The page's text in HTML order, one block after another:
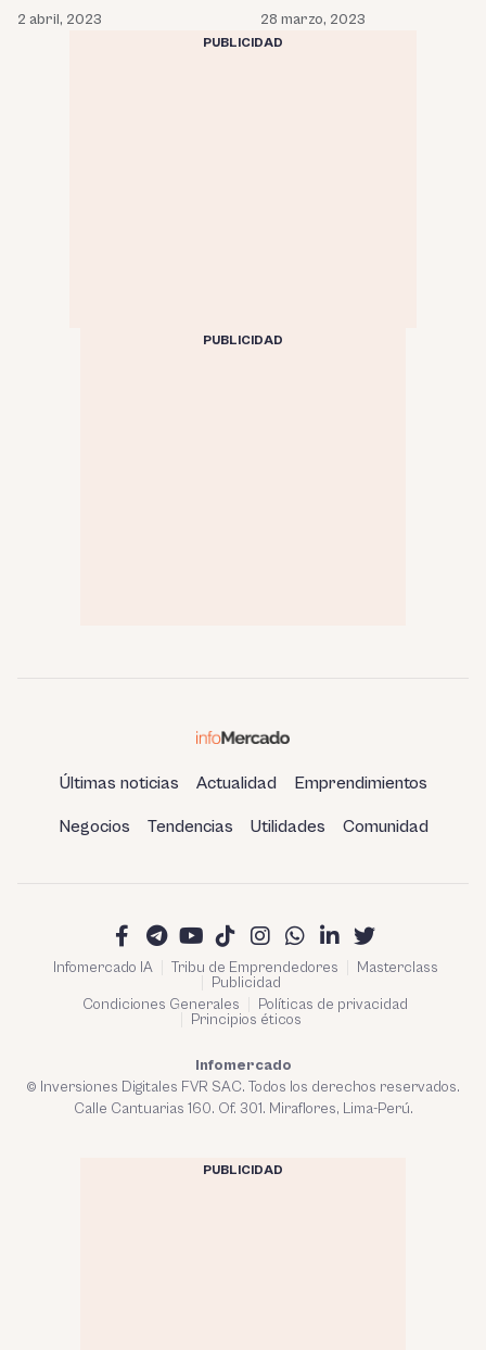
tras confirmarse que
Sebastian Lleget «la
2 abril, 2023
vio la pareja en público
unos días antes del
28 marzo, 2023
PUBLICIDAD
PUBLICIDAD
Últimas noticias Actualidad Emprendimientos
Negocios Tendencias Utilidades Comunidad
Infomercado IA Tribu de Emprendedores
Masterclass
Publicidad
Condiciones Generales
Políticas de privacidad
Principios éticos
Infomercado
© Inversiones Digitales FVR SAC. Todos los derechos reservados.
Calle Cantuarias 160. Of. 301. Miraflores, Lima-Perú.
PUBLICIDAD